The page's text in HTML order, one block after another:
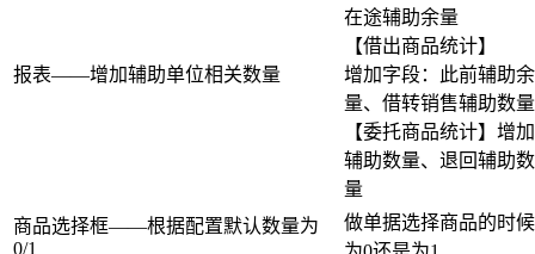
报表——增加辅助单位相关数量
在途辅助余量
【借出商品统计】
增加字段：此前辅助
量、借转销售辅助数
【委托商品统计】增
辅助数量、退回辅助
量
商品选择框——根据配置默认数量为
0/1
做单据选择商品的时